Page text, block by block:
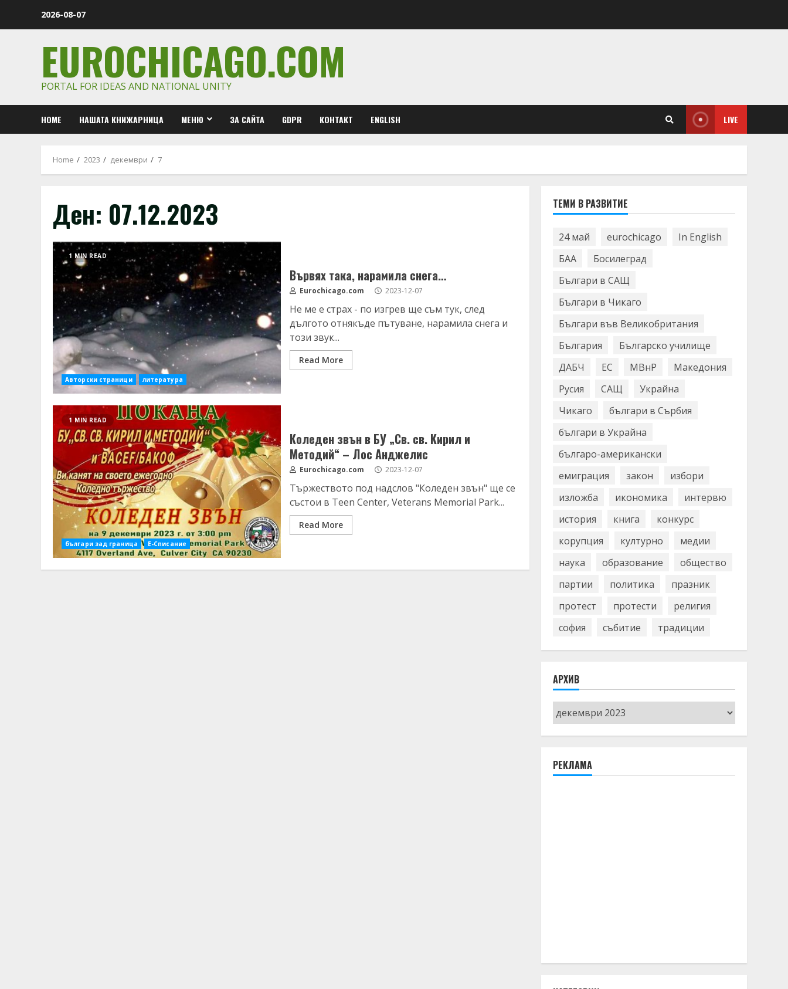
2026-08-07
EUROCHICAGO.COM
PORTAL FOR IDEAS AND NATIONAL UNITY
HOME НАШАТА КНИЖАРНИЦА МЕНЮ ЗА САЙТА GDPR КОНТАКТ ENGLISH LIVE
Home 2023 декември 7
Ден: 07.12.2023
1 MIN READ
Авторски страници литература
Вървях така, нарамила снега…
Eurochicago.com 2023-12-07
Не ме е страх - по изгрев ще съм тук, след
дългото отнякъде пътуване, нарамила снега и
този звук...
Read More
1 MIN READ
българи зад граница Е-Списание
Коледен звън в БУ „Св. св. Кирил и
Методий“ – Лос Анджелис
Eurochicago.com 2023-12-07
Тържеството под надслов "Коледен звън" ще се
състои в Teen Center, Veterans Memorial Park...
Read More
ТЕМИ В РАЗВИТИЕ
24 май eurochicago
In English
БАА
Босилеград
Българи в САЩ
Българи в Чикаго
Българи във Великобритания
България
Българско училище
ДАБЧ
ЕС МВнР
Македония
Русия
САЩ
Украйна
Чикаго
българи в Сърбия
българи в Украйна
българо-американски
емиграция
закон
избори
изложба
икономика
интервю
история
книга
конкурс
корупция
културно
медии
наука
образование
общество
партии
политика
празник
протест
протести
религия
софия
събитие традиции
АРХИВ
Архив
РЕКЛАМА